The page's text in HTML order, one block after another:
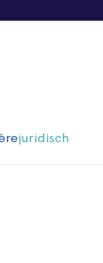
juridisch